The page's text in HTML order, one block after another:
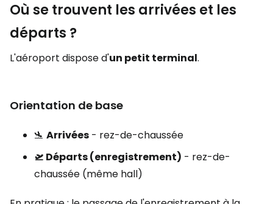
Où se trouvent les arrivées et les
départs ?
L'aéroport dispose d'un petit terminal.
Orientation de base
🛬 Arrivées - rez-de-chaussée
🛫 Départs (enregistrement) - rez-de-
chaussée (même hall)